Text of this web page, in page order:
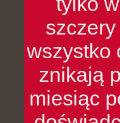
wszystko
znikają
miesiąc